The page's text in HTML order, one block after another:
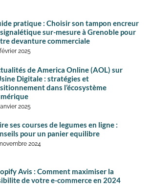
pratique : Choisir son tampon encreur
sur-mesure à Grenoble pour
devanture commerciale
2025
de America Online (AOL) sur
Digitale : stratégies et
dans l’écosystème
2025
ses courses de legumes en ligne :
pour un panier equilibre
2024
Avis : Comment maximiser la
de votre e-commerce en 2024